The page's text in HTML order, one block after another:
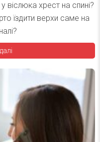
віслюка хрест на спині?
їздити верхи саме на